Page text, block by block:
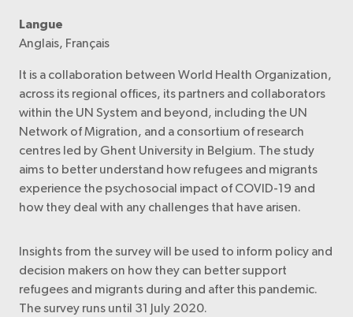
Langue
Anglais, Français
It is a collaboration between World Health Organization,
across its regional offices, its partners and collaborators
within the UN System and beyond, including the UN
Network of Migration, and a consortium of research
centres led by Ghent University in Belgium. The study
aims to better understand how refugees and migrants
experience the psychosocial impact of COVID-19 and
how they deal with any challenges that have arisen.
Insights from the survey will be used to inform policy and
decision makers on how they can better support
refugees and migrants during and after this pandemic.
The survey runs until 31 July 2020.